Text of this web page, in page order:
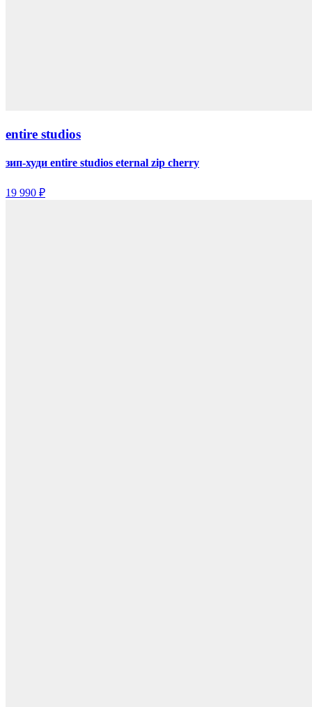
entire studios
зип-худи entire studios eternal zip cherry
19 990 ₽